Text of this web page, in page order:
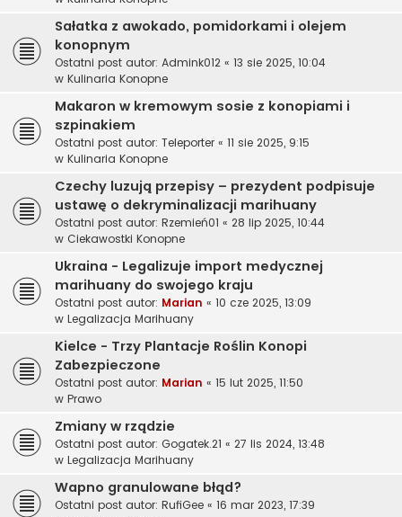
Sałatka z awokado, pomidorkami i olejem
konopnym
Ostatni post autor: Admink012 « 13 sie 2025, 10:04
w Kulinaria Konopne
Makaron w kremowym sosie z konopiami i
szpinakiem
Ostatni post autor: Teleporter « 11 sie 2025, 9:15
w Kulinaria Konopne
Czechy luzują przepisy – prezydent podpisuje
ustawę o dekryminalizacji marihuany
Ostatni post autor: Rzemień01 « 28 lip 2025, 10:44
w Ciekawostki Konopne
Ukraina - Legalizuje import medycznej
marihuany do swojego kraju
Ostatni post autor: Marian « 10 cze 2025, 13:09
w Legalizacja Marihuany
Kielce - Trzy Plantacje Roślin Konopi
Zabezpieczone
Ostatni post autor: Marian « 15 lut 2025, 11:50
w Prawo
Zmiany w rządzie
Ostatni post autor: Gogatek.21 « 27 lis 2024, 13:48
w Legalizacja Marihuany
Wapno granulowane błąd?
Ostatni post autor: RufiGee « 16 mar 2023, 17:39